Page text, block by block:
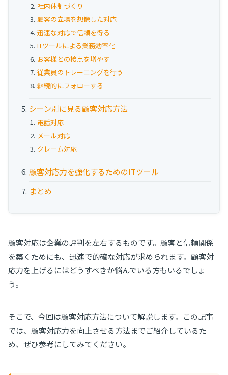
社内体制づくり
顧客の立場を想像した対応
迅速な対応で信頼を得る
ITツールによる業務効率化
お客様との接点を増やす
従業員のトレーニングを行う
継続的にフォローする
シーン別に見る顧客対応方法
電話対応
メール対応
クレーム対応
顧客対応力を強化するためのITツール
まとめ
顧客対応は企業の評判を左右するものです。顧客と信頼関係
を築くためにも、迅速で的確な対応が求められます。顧客対
応力を上げるにはどうすべきか悩んでいる方もいるでしょ
う。
そこで、今回は顧客対応方法について解説します。この記事
では、顧客対応力を向上させる方法までご紹介しているた
め、ぜひ参考にしてみてください。